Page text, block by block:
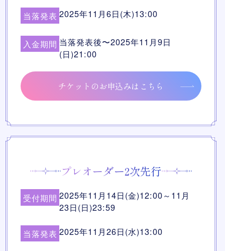
当落発表 2025年11月6日(木)13:00
入金期間 当落発表後〜2025年11月9日
(日)21:00
チケットのお申込みはこちら
プレオーダー2次先行
受付期間 2025年11月14日(金)12:00～11月
23日(日)23:59
当落発表 2025年11月26日(水)13:00